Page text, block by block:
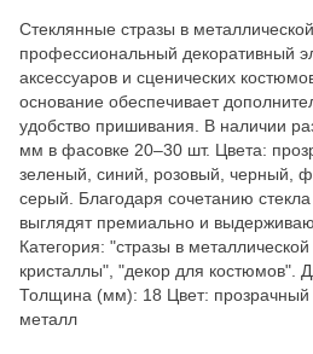
Стеклянные стразы в
профессиональный декоративный
аксессуаров и сценических
основание обеспечивает
удобство пришивания. В наличии
мм в фасовке 20–30 шт. Цвета:
зеленый, синий, розовый, черный,
серый. Благодаря сочетанию
выглядят премиально и
Категория: "стразы в
кристаллы", "декор для
Толщина (мм): 18 Цвет: прозрачный
металл